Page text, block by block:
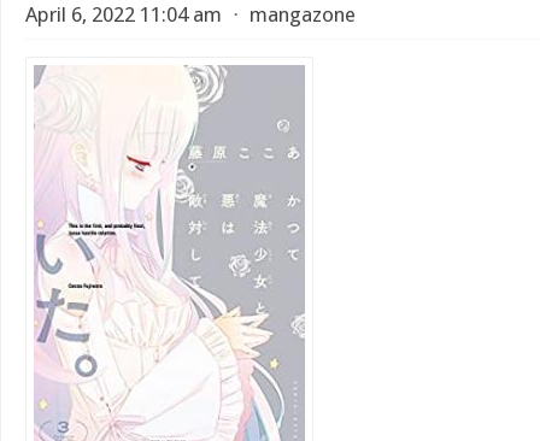
April 6, 2022 11:04 am ⋅ mangazone